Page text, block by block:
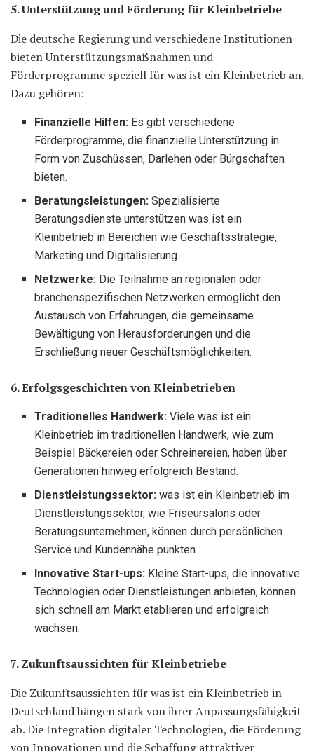
5. Unterstützung und Förderung für Kleinbetriebe
Die deutsche Regierung und verschiedene Institutionen
bieten Unterstützungsmaßnahmen und
Förderprogramme speziell für was ist ein Kleinbetrieb an.
Dazu gehören:
Finanzielle Hilfen: Es gibt verschiedene
Förderprogramme, die finanzielle Unterstützung in
Form von Zuschüssen, Darlehen oder Bürgschaften
bieten.
Beratungsleistungen: Spezialisierte
Beratungsdienste unterstützen was ist ein
Kleinbetrieb in Bereichen wie Geschäftsstrategie,
Marketing und Digitalisierung.
Netzwerke: Die Teilnahme an regionalen oder
branchenspezifischen Netzwerken ermöglicht den
Austausch von Erfahrungen, die gemeinsame
Bewältigung von Herausforderungen und die
Erschließung neuer Geschäftsmöglichkeiten.
6. Erfolgsgeschichten von Kleinbetrieben
Traditionelles Handwerk: Viele was ist ein
Kleinbetrieb im traditionellen Handwerk, wie zum
Beispiel Bäckereien oder Schreinereien, haben über
Generationen hinweg erfolgreich Bestand.
Dienstleistungssektor: was ist ein Kleinbetrieb im
Dienstleistungssektor, wie Friseursalons oder
Beratungsunternehmen, können durch persönlichen
Service und Kundennähe punkten.
Innovative Start-ups: Kleine Start-ups, die innovative
Technologien oder Dienstleistungen anbieten, können
sich schnell am Markt etablieren und erfolgreich
wachsen.
7. Zukunftsaussichten für Kleinbetriebe
Die Zukunftsaussichten für was ist ein Kleinbetrieb in
Deutschland hängen stark von ihrer Anpassungsfähigkeit
ab. Die Integration digitaler Technologien, die Förderung
von Innovationen und die Schaffung attraktiver